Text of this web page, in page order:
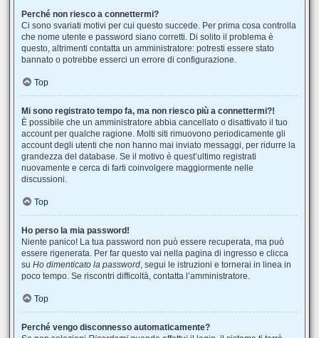
Perché non riesco a connettermi?
Ci sono svariati motivi per cui questo succede. Per prima cosa controlla
che nome utente e password siano corretti. Di solito il problema è
questo, altrimenti contatta un amministratore: potresti essere stato
bannato o potrebbe esserci un errore di configurazione.
Top
Mi sono registrato tempo fa, ma non riesco più a connettermi?!
È possibile che un amministratore abbia cancellato o disattivato il tuo
account per qualche ragione. Molti siti rimuovono periodicamente gli
account degli utenti che non hanno mai inviato messaggi, per ridurre la
grandezza del database. Se il motivo è quest’ultimo registrati
nuovamente e cerca di farti coinvolgere maggiormente nelle
discussioni.
Top
Ho perso la mia password!
Niente panico! La tua password non può essere recuperata, ma può
essere rigenerata. Per far questo vai nella pagina di ingresso e clicca
su Ho dimenticato la password, segui le istruzioni e tornerai in linea in
poco tempo. Se riscontri difficoltà, contatta l’amministratore.
Top
Perché vengo disconnesso automaticamente?